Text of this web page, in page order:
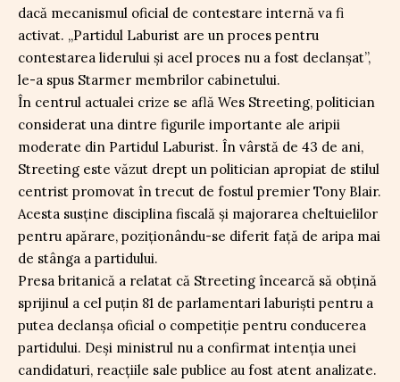
dacă mecanismul oficial de contestare internă va fi
activat. „Partidul Laburist are un proces pentru
contestarea liderului și acel proces nu a fost declanșat”,
le-a spus Starmer membrilor cabinetului.
În centrul actualei crize se află Wes Streeting, politician
considerat una dintre figurile importante ale aripii
moderate din Partidul Laburist. În vârstă de 43 de ani,
Streeting este văzut drept un politician apropiat de stilul
centrist promovat în trecut de fostul premier Tony Blair.
Acesta susține disciplina fiscală și majorarea cheltuielilor
pentru apărare, poziționându-se diferit față de aripa mai
de stânga a partidului.
Presa britanică a relatat că Streeting încearcă să obțină
sprijinul a cel puțin 81 de parlamentari laburiști pentru a
putea declanșa oficial o competiție pentru conducerea
partidului. Deși ministrul nu a confirmat intenția unei
candidaturi, reacțiile sale publice au fost atent analizate.